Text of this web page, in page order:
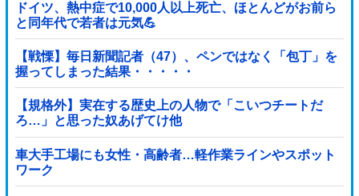
ドイツ、熱中症で10,000人以上死亡、ほとんどがお前ら
と同年代で若者は元気💪
【戦慄】毎日新聞記者（47）、ペンではなく「包丁」を
握ってしまった結果・・・・・
【規格外】実在する歴史上の人物で「こいつチートだ
ろ…」と思った奴あげてけ他
車大手工場にも女性・高齢者…軽作業ラインやスポット
ワーク